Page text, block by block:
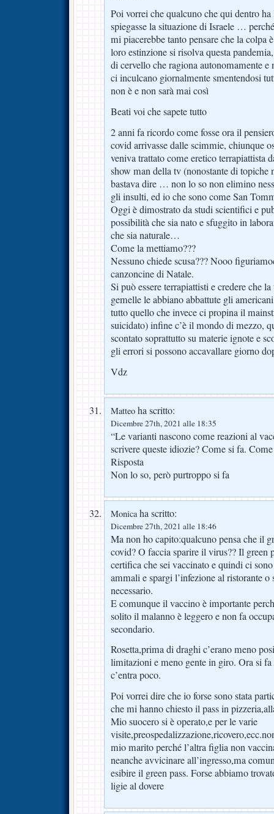
Poi vorrei che qualcuno che qui dentro
spiegasse la situazione di Israele …
mi piacerebbe tanto pensare che la colpa
loro estinzione si risolva questa
di cervello che ragiona autonomamente e
ci inculcano giornalmente smentendosi
non è e non sarà mai così
Beati voi che sapete tutto
2 anni fa ricordo come fosse ora il
covid arrivasse dalle scimmie, chiunque
veniva trattato come eretico
show man della tv (nonostante di topiche
bastava dire … non lo so non elimino
gli insulti, ed io che sono come San
Oggi è dimostrato da studi scientifici e
possibilità che sia nato e sfuggito in
che sia naturale…
Come la mettiamo???
Nessuno chiede scusa??? Nooo
canzoncine di Natale.
Si può essere terrapiattisti e credere che
gemelle le abbiano abbattute gli
tutto quello che invece ci propina il
suicidato) infine c’è il mondo di mezzo,
scontato soprattutto su materie ignote e
gli errori si possono accavallare giorno
Vdz
Matteo ha scritto:
Dicembre 27th, 2021 alle 18:35
“Le varianti nascono come reazioni al
scrivere queste idiozie? Come si fa.
Risposta
Non lo so, però purtroppo si fa
Monicaha scritto:
Dicembre 27th, 2021 alle 18:46
Ma non ho capito:qualcuno pensa che il
covid? O faccia sparire il virus?? Il green
certifica che sei vaccinato e quindi ci
ammali e spargi l’infezione al ristorante o
necessario.
E comunque il vaccino è importante
solito il malanno è leggero e non fa
secondario.
Rosetta,prima di draghi c’erano meno
limitazioni e meno gente in giro. Ora si
c’entra poco.
Poi vorrei dire che io forse sono stata
che mi hanno chiesto il pass in
Mio suocero si è operato,e per le varie
mio marito perché l’altra figlia non
neanche avvicinare all’ingresso,ma
esibire il green pass. Forse abbiamo
ligie al dovere